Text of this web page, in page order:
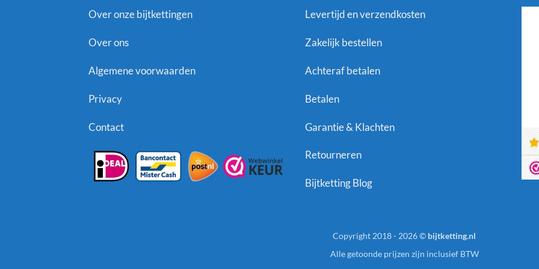
Over onze bijtkettingen
Over ons
Algemene voorwaarden
Privacy
Contact
Levertijd en verzendkosten
Zakelijk bestellen
Achteraf betalen
Betalen
Garantie & Klachten
Retourneren
Bijtketting Blog
Copyright 2018 - 2026 © bijtketting.nl
Alle getoonde prijzen zijn inclusief BTW